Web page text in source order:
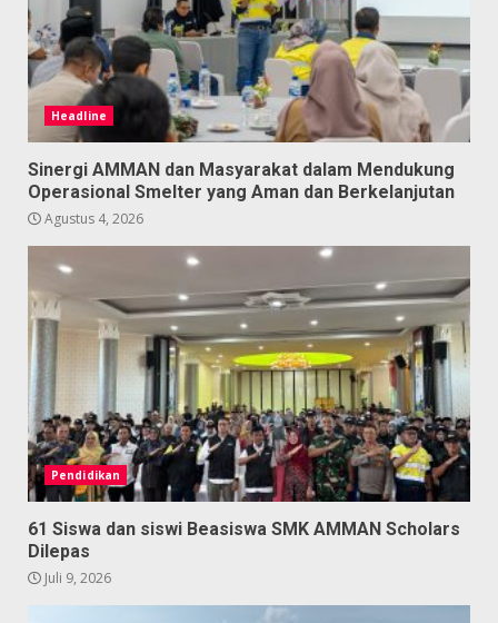
Headline
Sinergi AMMAN dan Masyarakat dalam Mendukung
Operasional Smelter yang Aman dan Berkelanjutan
Agustus 4, 2026
Pendidikan
61 Siswa dan siswi Beasiswa SMK AMMAN Scholars
Dilepas
Juli 9, 2026